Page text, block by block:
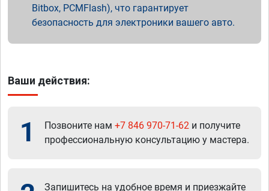
Bitbox, PCMFlash), что гарантирует
безопасность для электроники вашего авто.
Ваши действия:
1 Позвоните нам +7 846 970-71-62 и получите
профессиональную консультацию у мастера.
Запишитесь на удобное время и приезжайте